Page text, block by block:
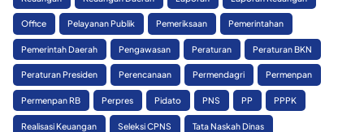
Office Pelayanan Publik Pemeriksaan Pemerintahan
Pemerintah Daerah Pengawasan Peraturan Peraturan BKN
Peraturan Presiden Perencanaan Permendagri Permenpan
Permenpan RB Perpres Pidato PNS PP PPPK
Realisasi Keuangan Seleksi CPNS Tata Naskah Dinas